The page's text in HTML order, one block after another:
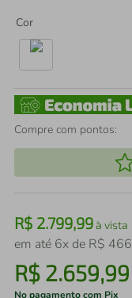
Cor
Compre com pontos:
R$ 2.799,99à vista
em até 6x de R$ 466
R$ 2.659,99
No pagamento com Pix